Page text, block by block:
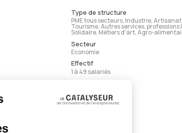
Type de structure
PME tous secteurs, Industrie,
Tourisme, Autres services,
Solidaire, Métiers d'art, Agro-
Secteur
Economie
Effectif
1 à 49 salariés